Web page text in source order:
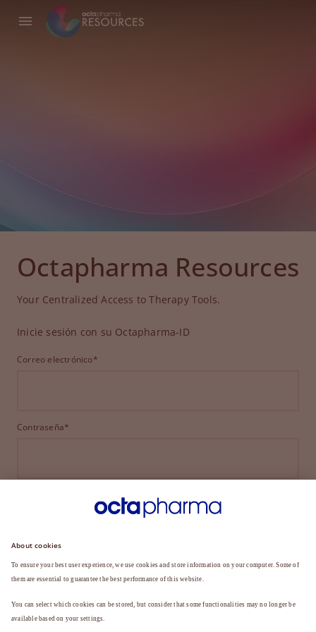
Octapharma Resources
Your Centralized Access to Therapy Tools.
Inicie sesión con su Octapharma-ID
Correo electrónico*
Contraseña*
INICIAR SESIÓN
¿HA OLVIDADO SU CONTRASEÑA?
¿Aún no es miembro?